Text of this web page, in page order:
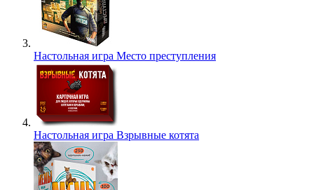
Настольная игра Место преступления
Настольная игра Взрывные котята